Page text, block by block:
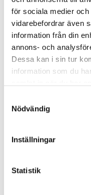
för sociala medier
vidarebefordrar även
information från din
annons- och
Dessa kan i sin tur
information som du
Nödvändig
Inställningar
Statistik